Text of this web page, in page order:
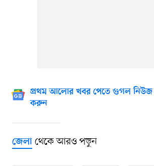
প্রথম আলোর খবর পেতে গুগল নিউজ
করুন
জেলাথেকে আরও পড়ুন